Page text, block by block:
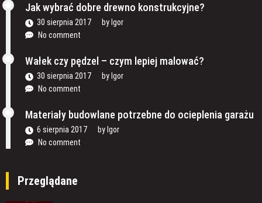
Jak wybrać dobre drewno konstrukcyjne?
30 sierpnia 2017 by Igor
No comment
Wałek czy pędzel – czym lepiej malować?
30 sierpnia 2017 by Igor
No comment
Materiały budowlane potrzebne do ocieplenia garażu
6 sierpnia 2017 by Igor
No comment
Przeglądane